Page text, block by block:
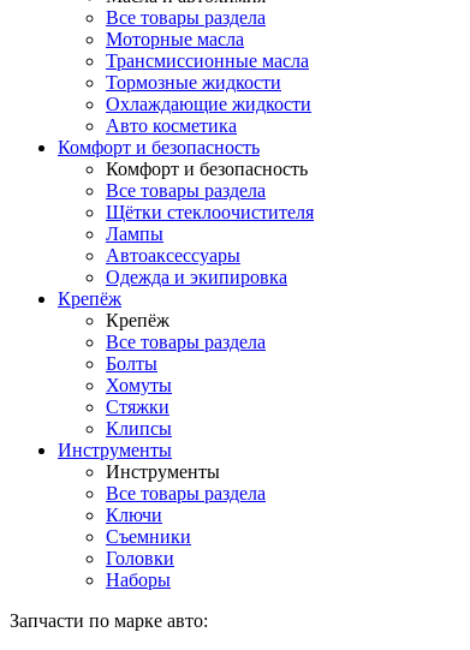
Все товары раздела
Моторные масла
Трансмиссионные масла
Тормозные жидкости
Охлаждающие жидкости
Авто косметика
Комфорт и безопасность
Комфорт и безопасность
Все товары раздела
Щётки стеклоочистителя
Лампы
Автоаксессуары
Одежда и экипировка
Крепёж
Крепёж
Все товары раздела
Болты
Хомуты
Стяжки
Клипсы
Инструменты
Инструменты
Все товары раздела
Ключи
Съемники
Головки
Наборы
Запчасти по марке авто: